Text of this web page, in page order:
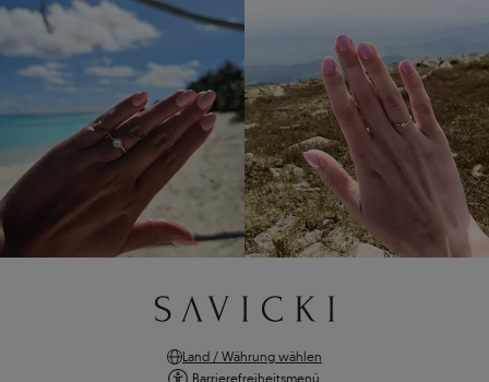
Land / Währung wählen
Barrierefreiheitsmenü